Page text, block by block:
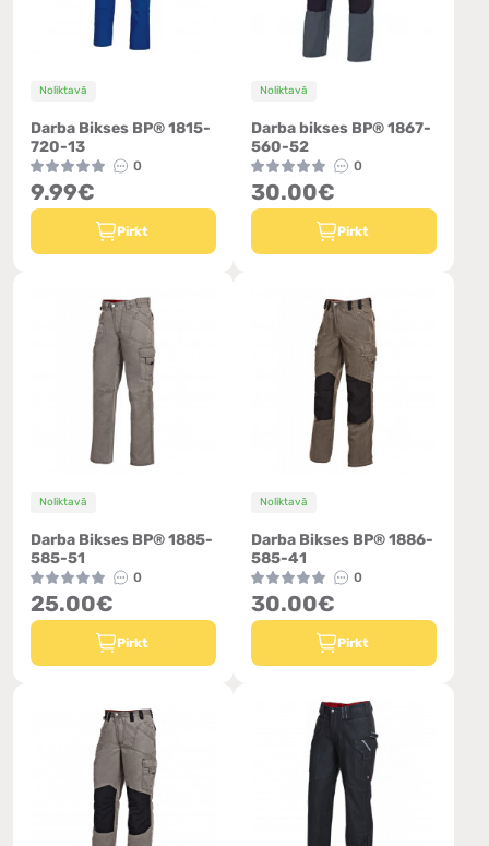
Noliktavā
Darba Bikses BP® 1815-
720-13
0
9.99€
Pirkt
Noliktavā
Darba bikses BP® 1867-
560-52
0
30.00€
Pirkt
Noliktavā
Darba Bikses BP® 1885-
585-51
0
25.00€
Pirkt
Noliktavā
Darba Bikses BP® 1886-
585-41
0
30.00€
Pirkt